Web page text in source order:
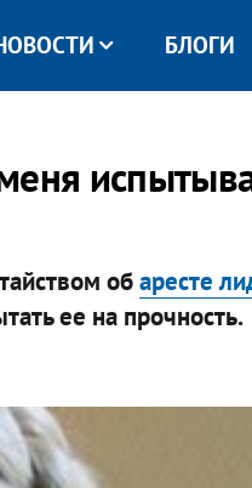
БЛОГИ
обаресте
ее на прочность.